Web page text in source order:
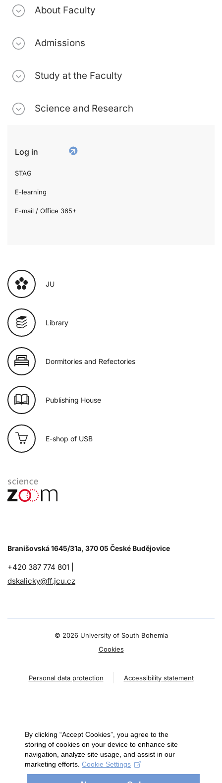
About Faculty
Admissions
Study at the Faculty
Science and Research
Log in
STAG
E-learning
E-mail / Office 365+
JU
Library
Dormitories and Refectories
Publishing House
E-shop of USB
Branišovská 1645/31a, 370 05 České Budějovice
+420 387 774 801 |
dskalicky@ff.jcu.cz
© 2026 University of South Bohemia
Cookies
Personal data protection Accessibility statement
By clicking “Accept Cookies”, you agree to the
storing of cookies on your device to enhance site
navigation, analyze site usage, and assist in our
marketing efforts. Cookie Settings